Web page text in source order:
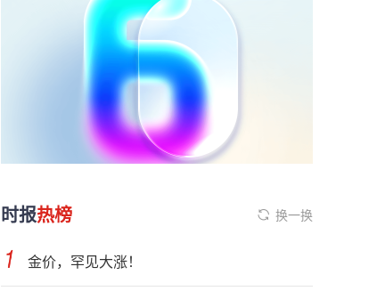
时报热榜 换一换
金价，罕见大涨！